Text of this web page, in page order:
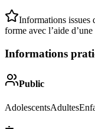
Informations issues
forme avec l’aide
Informations
Public
AdolescentsAdultes